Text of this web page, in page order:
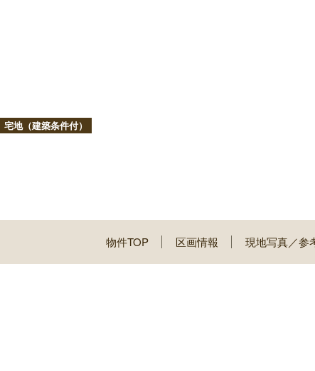
宅地（建築条件付）
物件TOP 区画情報 現地写真／参